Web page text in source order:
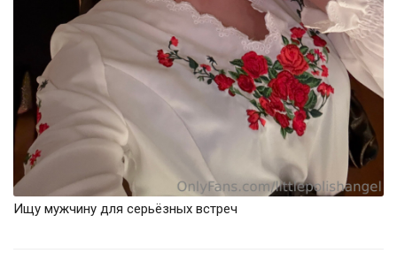
Ищу мужчину для серьёзных встреч